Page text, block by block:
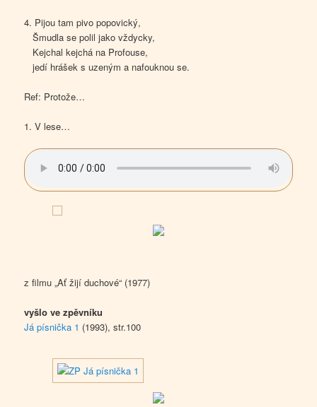
4. Pijou tam pivo popovický,
Šmudla se polil jako vždycky,
Kejchal kejchá na Profouse,
jedí hrášek s uzeným a nafouknou se.
Ref: Protože…
1. V lese…
z filmu „Ať žijí duchové“ (1977)
vyšlo ve zpěvníku
Já písnička 1 (1993), str.100